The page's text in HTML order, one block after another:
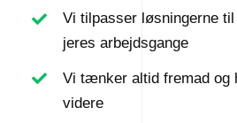
Vi tilpasser løsningerne
jeres arbejdsgange
Vi tænker altid fremad
videre